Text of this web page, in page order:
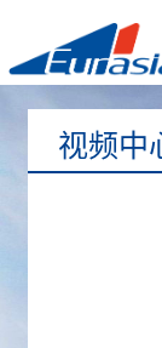
视频中